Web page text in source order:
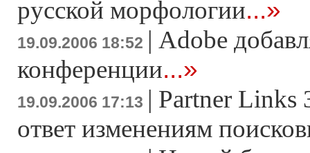
русской морфологии...»
19.09.2006 18:52 | Adobe
конференции...»
19.09.2006 17:13 | Partner Links
ответ изменениям